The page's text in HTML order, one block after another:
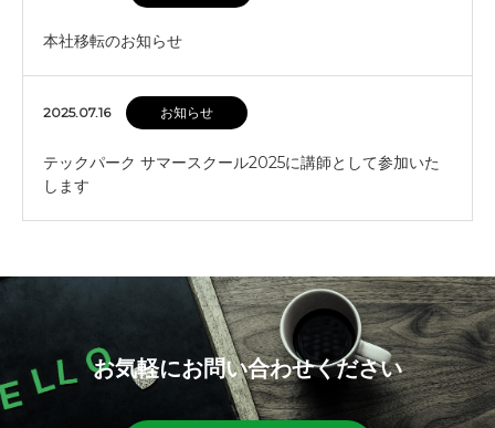
本社移転のお知らせ
2025.07.16 お知らせ
テックパーク サマースクール2025に講師として参加いた
します
お気軽にお問い合わせください